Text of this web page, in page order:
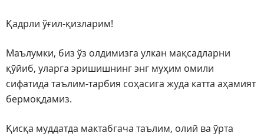
Қадрли ўғил-қизларим!
Маълумки, биз ўз олдимизга улкан мақсадларни
қўйиб, уларга эришишнинг энг муҳим омили
сифатида таълим-тарбия соҳасига жуда катта аҳамият
бермоқдамиз.
Қисқа муддатда мактабгача таълим, олий ва ўрта